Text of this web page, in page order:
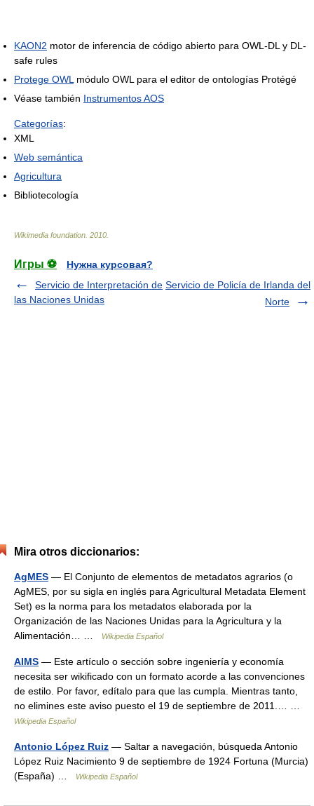
KAON2 motor de inferencia de código abierto para OWL-DL y DL-
safe rules
Protege OWL módulo OWL para el editor de ontologías Protégé
Véase también Instrumentos AOS
Categorías:
XML
Web semántica
Agricultura
Bibliotecología
Wikimedia foundation 2010
Игры ⚽
Нужна курсовая?
Servicio de Interpretación de
las Naciones Unidas
Servicio de Policía de Irlanda del
Norte
Mira otros diccionarios:
AgMES — El Conjunto de elementos de metadatos agrarios (o
AgMES, por su sigla en inglés para Agricultural Metadata Element
Set) es la norma para los metadatos elaborada por la
Organización de las Naciones Unidas para la Agricultura y la
Alimentación… …
Wikipedia Español
AIMS — Este artículo o sección sobre ingeniería y economía
necesita ser wikificado con un formato acorde a las convenciones
de estilo. Por favor, edítalo para que las cumpla. Mientras tanto,
no elimines este aviso puesto el 19 de septiembre de 2011.… …
Wikipedia Español
Antonio López Ruiz — Saltar a navegación, búsqueda Antonio
López Ruiz Nacimiento 9 de septiembre de 1924 Fortuna (Murcia)
(España) …
Wikipedia Español